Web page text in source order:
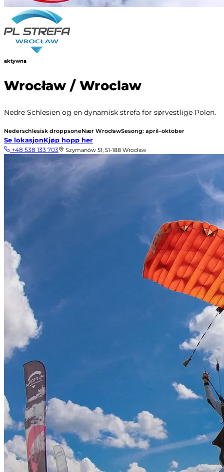
aktywna
Wrocław / Wroclaw
Nedre Schlesien og en dynamisk strefa for sørvestlige Polen.
Nederschlesisk droppsoneNær WrocławSesong: april–oktober
Se lokasjonKjøp hopp her
+48 538 133 703 Szymanów 51, 51-188 Wrocław